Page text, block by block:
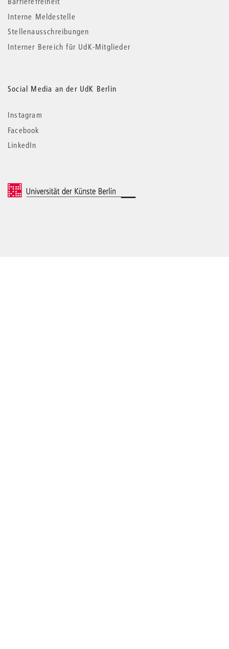
Interne Meldestelle
Stellenausschreibungen
Interner Bereich für UdK-Mitglieder
Social Media an der UdK Berlin
Instagram
Facebook
LinkedIn
© 2026 Universität der Künste Berlin